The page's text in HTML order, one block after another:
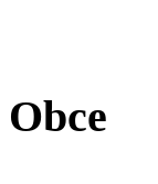
Obce